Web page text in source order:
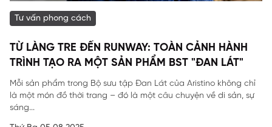
Tư vấn phong cách
TỪ LÀNG TRE ĐẾN RUNWAY: TOÀN CẢNH HÀNH
TRÌNH TẠO RA MỘT SẢN PHẨM BST "ĐAN LÁT"
Mỗi sản phẩm trong Bộ sưu tập Đan Lát của Aristino không chỉ
là một món đồ thời trang – đó là một câu chuyện về di sản, sự
sáng...